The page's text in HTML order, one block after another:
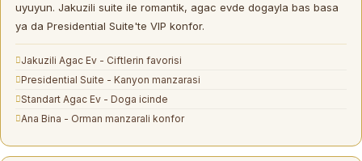
uyuyun. Jakuzili suite ile romantik, agac evde dogayla bas basa
ya da Presidential Suite'te VIP konfor.
Jakuzili Agac Ev - Ciftlerin favorisi
Presidential Suite - Kanyon manzarasi
Standart Agac Ev - Doga icinde
Ana Bina - Orman manzarali konfor